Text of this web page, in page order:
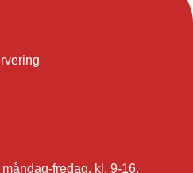
fredag, kl. 9-16.